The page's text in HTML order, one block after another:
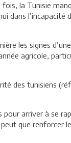
la Tunisie
dans l’incapacité
les signes
agricole,
des tunisiens
arriver à se
que renforcer